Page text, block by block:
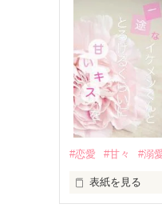
✨.ﾟ･*..☆.｡
人見知りだけ
冴木澪-SaekiMio
×
基本女子に冷た
篠宮光-
✨.ﾟ･*..☆.｡
#恋愛 #甘々 #溺
表紙を見る